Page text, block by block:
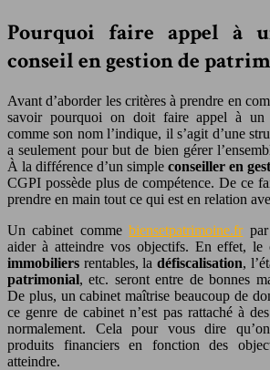
Pourquoi faire appel à
conseil en gestion de
Avant d’aborder les critères à prendre en
savoir pourquoi on doit faire appel à un
comme son nom l’indique, il s’agit d’une
a seulement pour but de bien gérer
À la différence d’un simple conseiller en
CGPI possède plus de compétence. De ce
prendre en main tout ce qui est en relation
Un cabinet commebiensetpatrimoine.frpar
aider à atteindre vos objectifs. En effet, le
immobiliers rentables, la défiscalisation,
patrimonial, etc. seront entre de bonnes
De plus, un cabinet maîtrise beaucoup de
ce genre de cabinet n’est pas rattaché à
normalement. Cela pour vous dire
produits financiers en fonction des
atteindre.